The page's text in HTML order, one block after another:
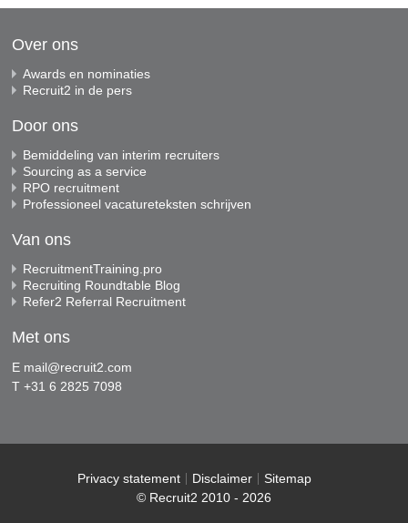
Over ons
Awards en nominaties
Recruit2 in de pers
Door ons
Bemiddeling van interim recruiters
Sourcing as a service
RPO recruitment
Professioneel vacatureteksten schrijven
Van ons
RecruitmentTraining.pro
Recruiting Roundtable Blog
Refer2 Referral Recruitment
Met ons
E mail@recruit2.com
T +31 6 2825 7098
Privacy statement Disclaimer
Sitemap
© Recruit2 2010 - 2026